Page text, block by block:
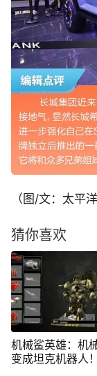
（图/文：太平
猜你喜欢
机械鲨英雄：机
变成坦克机器人！